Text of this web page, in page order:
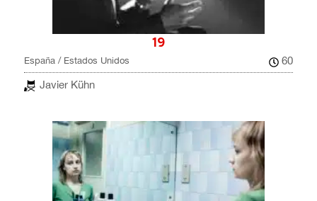
19
España / Estados Unidos
60
Javier Kühn